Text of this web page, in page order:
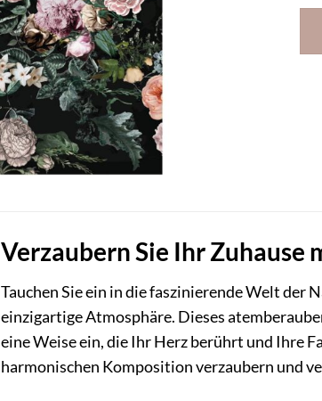
Verzaubern Sie Ihr Zuhause
Tauchen Sie ein in die faszinierende Welt der
einzigartige Atmosphäre. Dieses
eine Weise ein, die Ihr Herz berührt und Ihre
harmonischen Komposition verzaubern und